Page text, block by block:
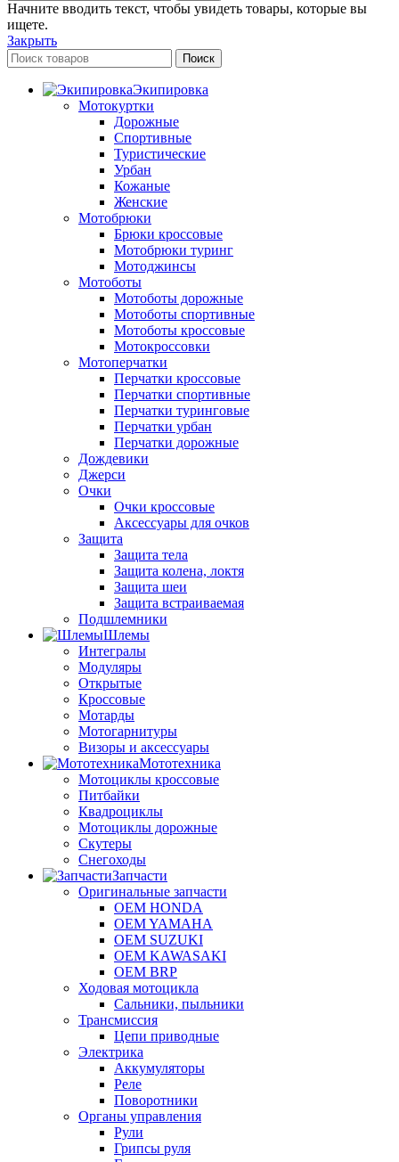
Начните вводить текст, чтобы увидеть товары, которые вы
ищете.
Закрыть
Поиск
Экипировка
Мотокуртки
Дорожные
Спортивные
Туристические
Урбан
Кожаные
Женские
Мотобрюки
Брюки кроссовые
Мотобрюки туринг
Мотоджинсы
Мотоботы
Мотоботы дорожные
Мотоботы спортивные
Мотоботы кроссовые
Мотокроссовки
Мотоперчатки
Перчатки кроссовые
Перчатки спортивные
Перчатки туринговые
Перчатки урбан
Перчатки дорожные
Дождевики
Джерси
Очки
Очки кроссовые
Аксессуары для очков
Защита
Защита тела
Защита колена, локтя
Защита шеи
Защита встраиваемая
Подшлемники
Шлемы
Интегралы
Модуляры
Открытые
Кроссовые
Мотарды
Мотогарнитуры
Визоры и аксессуары
Мототехника
Мотоциклы кроссовые
Питбайки
Квадроциклы
Мотоциклы дорожные
Скутеры
Снегоходы
Запчасти
Оригинальные запчасти
OEM HONDA
OEM YAMAHA
OEM SUZUKI
OEM KAWASAKI
OEM BRP
Ходовая мотоцикла
Сальники, пыльники
Трансмиссия
Цепи приводные
Электрика
Аккумуляторы
Реле
Поворотники
Органы управления
Рули
Грипсы руля